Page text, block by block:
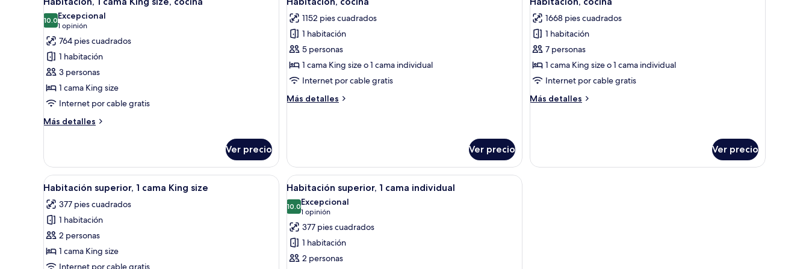
King
size,
cocina
todas
las
fotos
de
Habitación,
1
cama
King
size,
10.010.0 de 10
Excepcional
1 opinión
(1
opinión)
764 pies cuadrados
1 habitación
3 personas
1 cama King size
Internet por cable gratis
Más detalles
Más
1
cama
King
cocina
Ver precio
todas
las
fotos
de
Habitación,
cocina
1152 pies cuadrados
1 habitación
5 personas
1 cama King size o 1 cama individual
Internet por cable gratis
Más detalles
Más
Ver precio
todas
las
fotos
de
Habitación,
cocina
1668 pies cuadrados
1 habitación
7 personas
1 cama King size o 1 cama individual
Internet por cable gratis
Más detalles
Más
Ver precio
Abrir
todas
las
fotos
de
Habitación
superior,
Habitación de hotel con cama, televisión, escritorio y una silla. Se observa una puerta que da a otra habitación y un cuadro en la pared.
6
Habitación superior, 1 cama King size
377 pies cuadrados
1 habitación
2 personas
1 cama King size
Internet por cable gratis
Abrir
todas
las
fotos
de
Habitación
superior,
Habitación de hotel con escritorio, dos camas, una silla y un ventanal con vistas a un edificio alto y al mar.
7
Habitación superior, 1 cama individual
10.010.0 de 10
Excepcional
1 opinión
(1
opinión)
377 pies cuadrados
1 habitación
2 personas